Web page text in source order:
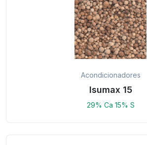
Acondicionadores
Isumax 15
29% Ca 15% S